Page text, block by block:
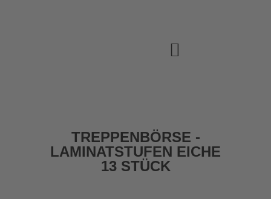
TREPPENBÖRSE -
LAMINATSTUFEN EICHE
13 STÜCK